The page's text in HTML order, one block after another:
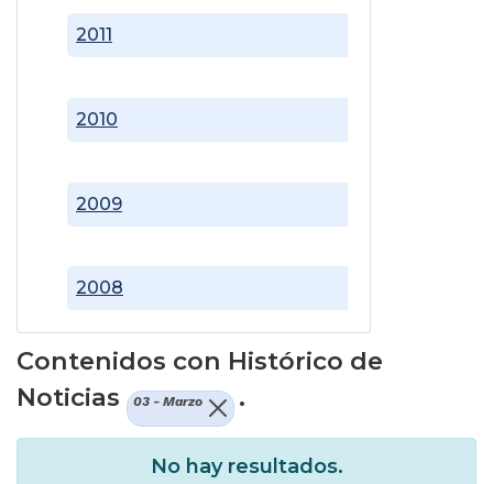
2008
2009
2010
2011
Contenidos con Histórico de
Noticias
03 - Marzo .
No hay resultados.